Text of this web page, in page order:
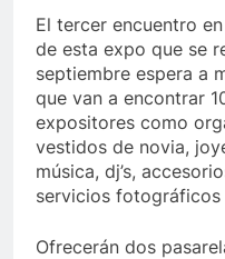
El tercer encuentro
de esta expo que se
septiembre espera a
que van a encontrar
expositores como
vestidos de novia,
música, dj’s,
servicios
Ofrecerán dos